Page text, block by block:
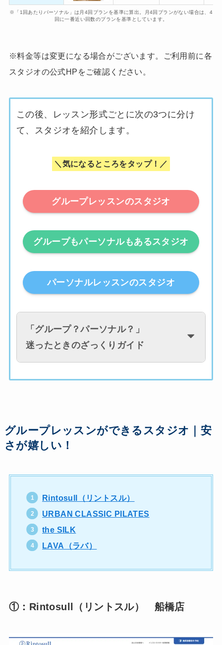
※「1回あたりパーソナル」は月4回プランを基準に算出。月4回プランがない場合は、4
回に一番近い回数のプランを基準としています。
※料金等は変更になる場合がございます。ご利用前に各
スタジオの公式HPをご確認ください。
この後、レッスン形式ごとに次の3つに分け
て、スタジオを紹介します。
＼気になるところをタップ！／
グループレッスンのスタジオ
グループもパーソナルもあるスタジオ
パーソナルレッスンのスタジオ
「 グループ？パーソナル？ 」
迷ったときのざっくりガイド
グループレッスンができるスタジオ｜安
さが嬉しい！
Rintosull（リントスル）
URBAN CLASSIC PILATES
the SILK
LAVA（ラバ）
①：Rintosull（リントスル） 船橋店